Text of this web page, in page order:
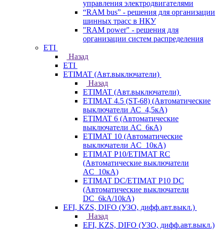
управления электродвигателями
“RAM bus” - решения для организации
шинных трасс в НКУ
"RAM power" - решения для
организации систем распределения
ETI
Назад
ETI
ETIMAT (Авт.выключатели)
Назад
ETIMAT (Авт.выключатели)
ETIMAT 4.5 (ST-68) (Автоматические
выключатели АС_4,5кА)
ETIMAT 6 (Автоматические
выключатели AC_6кА)
ETIMAT 10 (Автоматические
выключатели AC_10кА)
ETIMAT P10/ETIMAT RC
(Автоматические выключатели
AC_10кА)
ETIMAT DC/ETIMAT P10 DC
(Автоматические выключатели
DC_6kA/10kA)
EFI, KZS, DIFO (УЗО, дифф.авт.выкл.)
Назад
EFI, KZS, DIFO (УЗО, дифф.авт.выкл.)